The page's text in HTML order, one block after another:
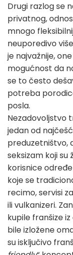
Drugi razlog se
privatnog,
mnogo
neuporedivo
je najvažnije,
mogućnost da
se to često
potreba
posla.
Nezadovoljstvo
jedan od
preduzetništvo,
seksizam koji
korisnice
koje se
recimo, servisi
ili vulkanizeri.
kupile franšize
bile izložene
su isključivo